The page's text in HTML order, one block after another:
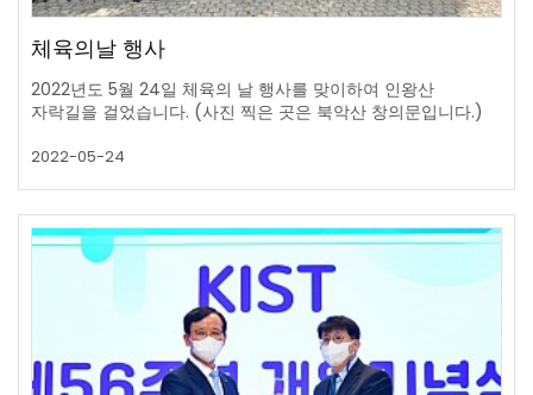
체육의날 행사
2022년도 5월 24일 체육의 날 행사를 맞이하여 인왕산
자락길을 걸었습니다. (사진 찍은 곳은 북악산 창의문입니다.)
2022-05-24